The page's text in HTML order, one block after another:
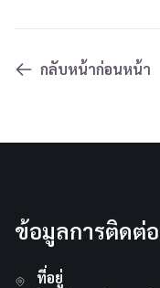
กลับหน้าก่อนหน้า
ข้อมูลการติดต่อ
ที่อยู่